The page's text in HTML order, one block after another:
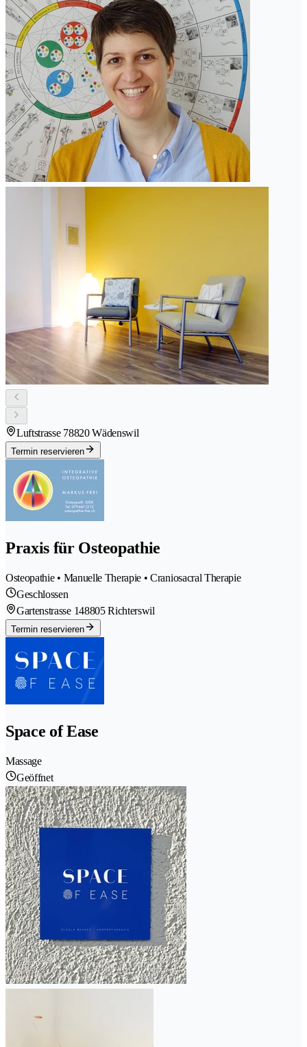
Luftstrasse 78820 Wädenswil
Termin reservieren
Praxis für Osteopathie
Osteopathie • Manuelle Therapie • Craniosacral Therapie
Geschlossen
Gartenstrasse 148805 Richterswil
Termin reservieren
Space of Ease
Massage
Geöffnet